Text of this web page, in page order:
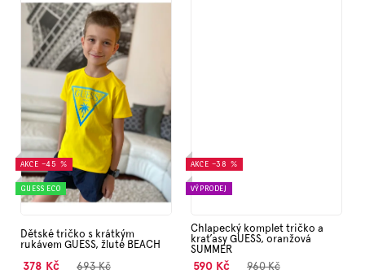
AKCE –45 %
GUESS ECO
Dětské tričko s krátkým
rukávem GUESS, žluté BEACH
378 Kč 693 Kč
AKCE –38 %
VÝPRODEJ
Chlapecký komplet tričko a
kraťasy GUESS, oranžová
SUMMER
590 Kč 960 Kč